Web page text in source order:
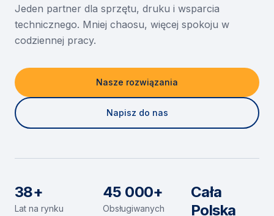
O nas
Kontakt
Jeden partner dla sprzętu, druku i wsparcia
technicznego. Mniej chaosu, więcej spokoju w
codziennej pracy.
Nasze rozwiązania
Napisz do nas
38+
Lat na rynku
45 000+
Obsługiwanych
Cała
Polska